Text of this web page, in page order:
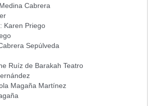
Cabrera
Karen Priego
Sepúlveda
Ruíz de Barakah Teatro
Magaña Martínez